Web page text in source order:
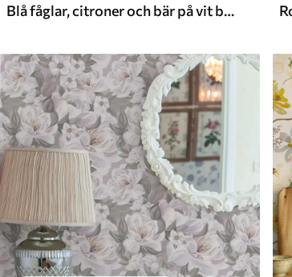
Blå fåglar, citroner och bär på vit bakgrund